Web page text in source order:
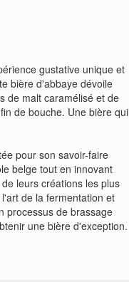
gustative unique et
bière d'abbaye dévoile
de malt caramélisé et de
de bouche. Une bière qui
pour son savoir-faire
belge tout en innovant
leurs créations les plus
de la fermentation et
processus de brassage
une bière d'exception.